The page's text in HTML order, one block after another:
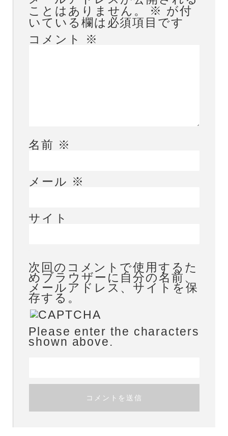
ことはありません。
※ が付
いている欄は必須項目です
コメント
※
名前 ※
メール ※
サイト
次回のコメントで使用するた
めブラウザーに自分の名前、
メールアドレス、サイトを保
存する。
Please enter the characters
shown above.